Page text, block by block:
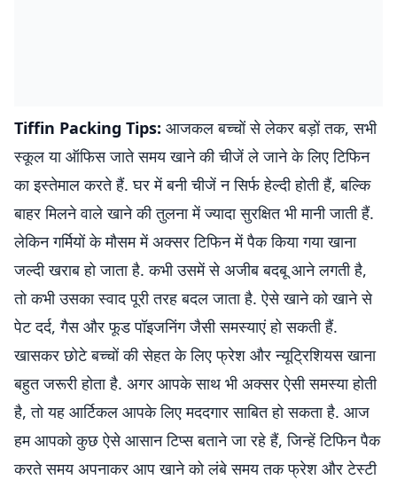
Tiffin Packing Tips: आजकल बच्चों से लेकर बड़ों तक, सभी
स्कूल या ऑफिस जाते समय खाने की चीजें ले जाने के लिए टिफिन
का इस्तेमाल करते हैं. घर में बनी चीजें न सिर्फ हेल्दी होती हैं, बल्कि
बाहर मिलने वाले खाने की तुलना में ज्यादा सुरक्षित भी मानी जाती हैं.
लेकिन गर्मियों के मौसम में अक्सर टिफिन में पैक किया गया खाना
जल्दी खराब हो जाता है. कभी उसमें से अजीब बदबू आने लगती है,
तो कभी उसका स्वाद पूरी तरह बदल जाता है. ऐसे खाने को खाने से
पेट दर्द, गैस और फूड पॉइजनिंग जैसी समस्याएं हो सकती हैं.
खासकर छोटे बच्चों की सेहत के लिए फ्रेश और न्यूट्रिशियस खाना
बहुत जरूरी होता है. अगर आपके साथ भी अक्सर ऐसी समस्या होती
है, तो यह आर्टिकल आपके लिए मददगार साबित हो सकता है. आज
हम आपको कुछ ऐसे आसान टिप्स बताने जा रहे हैं, जिन्हें टिफिन पैक
करते समय अपनाकर आप खाने को लंबे समय तक फ्रेश और टेस्टी